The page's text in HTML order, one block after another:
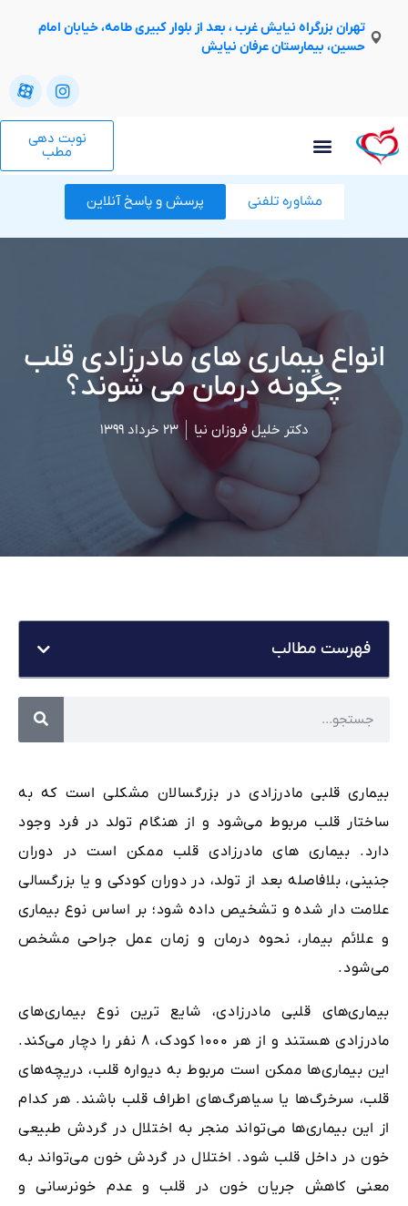
تهران بزرگراه نیایش غرب ، بعد از بلوار کبیری طامه، خیابان امام
حسین، بیمارستان عرفان نیایش
نوبت دهی
مطب
مشاوره تلفنی پرسش و پاسخ آنلاین
انواع بیماری های مادرزادی قلب
چگونه درمان می شوند؟
دکتر خلیل فروزان نیا ۲۳ خرداد ۱۳۹۹
بیماری قلبی مادرزادی در بزرگسالان مشکلی است که به
ساختار قلب مربوط می‌شود و از هنگام تولد در فرد وجود
دارد. بیماری های مادرزادی قلب ممکن است در دوران
جنینی، بلافاصله بعد از تولد، در دوران کودکی و یا بزرگسالی
علامت ‌دار شده و تشخیص داده شود؛ بر اساس نوع بیماری
و علائم بیمار، نحوه‌ درمان و زمان عمل جراحی مشخص
می‌شود.
بیماری‌های قلبی مادرزادی، شایع ترین نوع بیماری‌های
مادرزادی هستند و از هر ۱۰۰۰ کودک، ۸ نفر را دچار می‌کند.
این بیماری‌ها ممکن است مربوط به دیواره قلب، دریچه‌های
قلب، سرخرگ‌ها یا سیاهرگ‌های اطراف قلب باشند. هر کدام
از این بیماری‌ها می‌تواند منجر به اختلال در گردش طبیعی
خون در داخل قلب شود. اختلال در گردش خون می‌تواند به
معنی کاهش جریان خون در قلب و عدم خونرسانی و
فهرست مطالب